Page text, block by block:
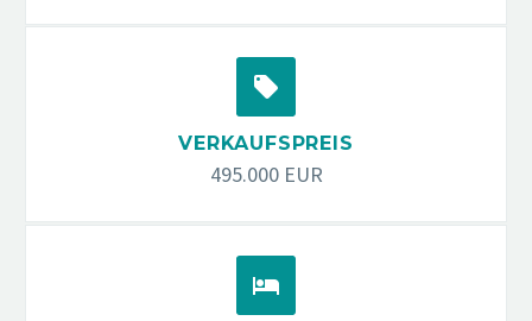


VERKAUFSPREIS
495.000 EUR

